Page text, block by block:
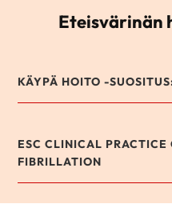
Eteisvärinän
KÄYPÄ HOITO -
ESC CLINICAL
FIBRILLATION